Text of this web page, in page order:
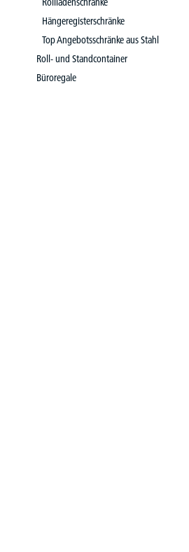
Hängeregisterschränke
Top Angebotsschränke aus Stahl
Roll- und Standcontainer
Büroregale